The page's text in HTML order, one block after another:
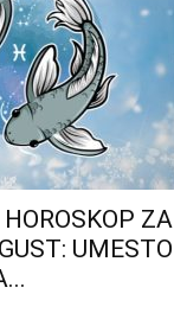
ZA
UMESTO